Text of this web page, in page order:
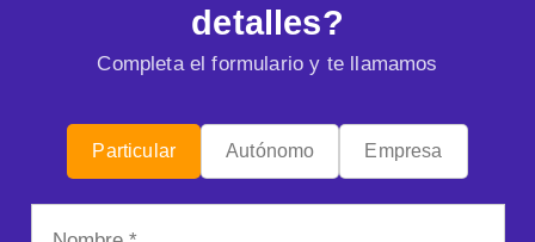
detalles?
Completa el formulario y te llamamos
Particular Autónomo Empresa